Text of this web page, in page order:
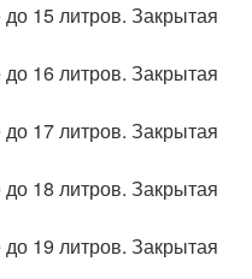
15 литров. Закрытая
16 литров. Закрытая
17 литров. Закрытая
18 литров. Закрытая
19 литров. Закрытая